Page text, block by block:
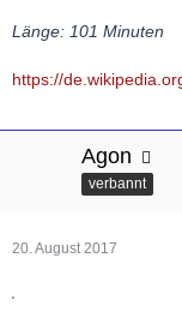
Länge: 101 Minuten
https://
Agon
verbannt
20. August 2017